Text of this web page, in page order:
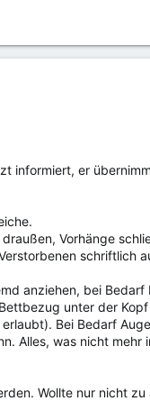
informiert, er
Vorhänge
schriftlich
anziehen, bei
unter der
Bei Bedarf
Alles, was nicht
Wollte nur nicht zu